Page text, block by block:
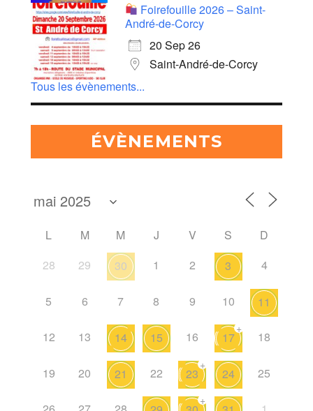
Foirefouille 2026 – Saint-
André-de-Corcy
20 Sep 26
Saint-André-de-Corcy
Tous les évènements...
ÉVÈNEMENTS
L M M J V S
D
28
29 30 1 2 3 4
5 6 7 8 9 10 11
12 13 14 15 16 17
+
18
19 20 21 22 23
+
24 25
+